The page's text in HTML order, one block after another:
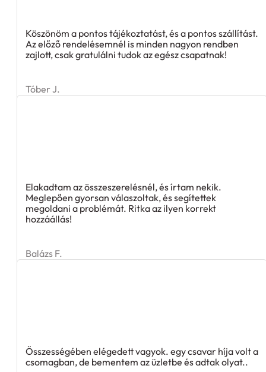
Köszönöm a pontos tájékoztatást, és a pontos szállítást.
Az előző rendelésemnél is minden nagyon rendben
zajlott, csak gratulálni tudok az egész csapatnak!
Tóber J.
Elakadtam az összeszerelésnél, és írtam nekik.
Meglepően gyorsan válaszoltak, és segítettek
megoldani a problémát. Ritka az ilyen korrekt
hozzáállás!
Balázs F.
Összességében elégedett vagyok. egy csavar híja volt a
csomagban, de bementem az üzletbe és adtak olyat..